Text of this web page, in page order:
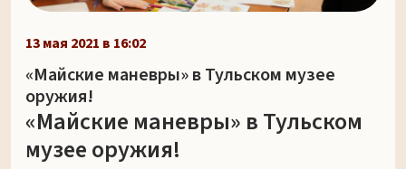
13 мая 2021 в 16:02
«Майские маневры» в Тульском музее
оружия!
«Майские маневры» в Тульском
музее оружия!